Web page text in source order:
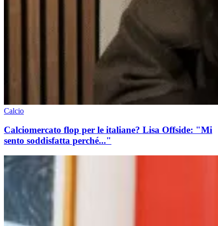
Calcio
Calciomercato flop per le italiane? Lisa Offside: "Mi
sento soddisfatta perché..."